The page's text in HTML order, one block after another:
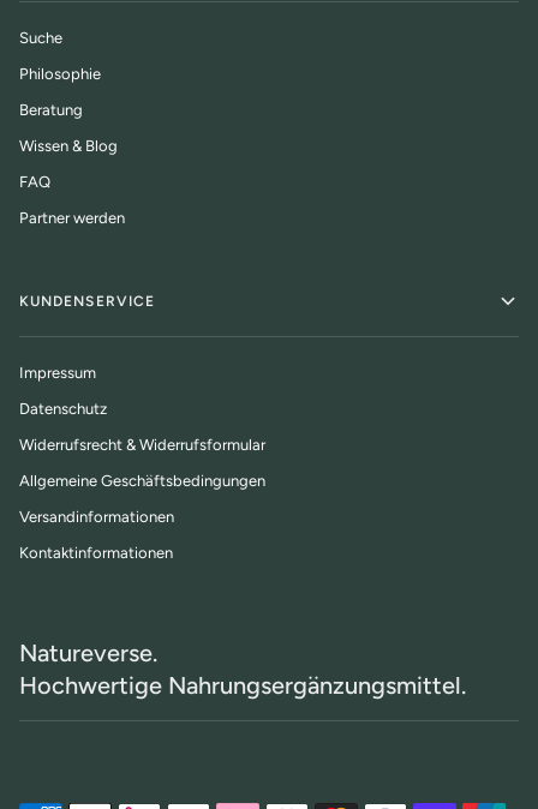
Suche
Philosophie
Beratung
Wissen & Blog
FAQ
Partner werden
KUNDENSERVICE
Impressum
Datenschutz
Widerrufsrecht & Widerrufsformular
Allgemeine Geschäftsbedingungen
Versandinformationen
Kontaktinformationen
Natureverse.
Hochwertige Nahrungsergänzungsmittel.